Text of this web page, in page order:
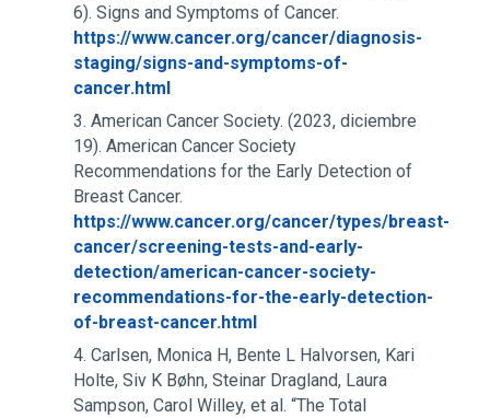
6). Signs and Symptoms of Cancer.
https://www.cancer.org/cancer/diagnosis-
staging/signs-and-symptoms-of-
cancer.html
American Cancer Society. (2023, diciembre
19). American Cancer Society
Recommendations for the Early Detection of
Breast Cancer.
https://www.cancer.org/cancer/types/breast-
cancer/screening-tests-and-early-
detection/american-cancer-society-
recommendations-for-the-early-detection-
of-breast-cancer.html
Carlsen, Monica H, Bente L Halvorsen, Kari
Holte, Siv K Bøhn, Steinar Dragland, Laura
Sampson, Carol Willey, et al. “The Total